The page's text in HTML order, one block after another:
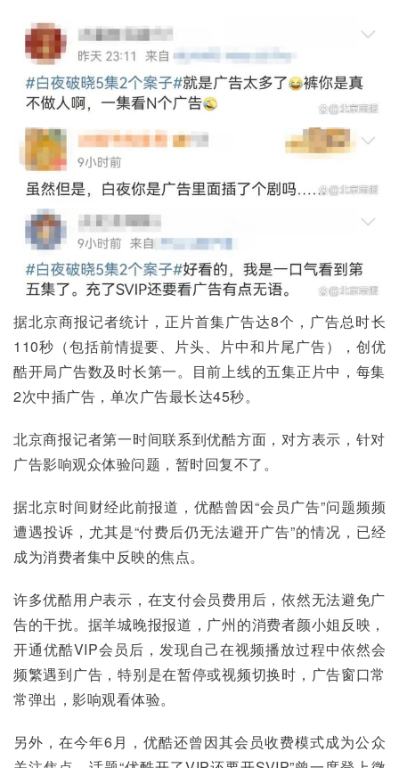
据北京商报记者统计，正片首集广告达8个，广告总时长
110秒（包括前情提要、片头、片中和片尾广告），创优
酷开局广告数及时长第一。目前上线的五集正片中，每集
2次中插广告，单次广告最长达45秒。
北京商报记者第一时间联系到优酷方面，对方表示，针对
广告影响观众体验问题，暂时回复不了。
据北京时间财经此前报道，优酷曾因“会员广告”问题频频
遭遇投诉，尤其是“付费后仍无法避开广告”的情况，已经
成为消费者集中反映的焦点。
许多优酷用户表示，在支付会员费用后，依然无法避免广
告的干扰。据羊城晚报报道，广州的消费者颜小姐反映，
开通优酷VIP会员后，发现自己在视频播放过程中依然会
频繁遇到广告，特别是在暂停或视频切换时，广告窗口常
常弹出，影响观看体验。
另外，在今年6月，优酷还曾因其会员收费模式成为公众